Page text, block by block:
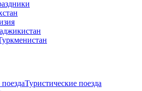
Туристические поезда